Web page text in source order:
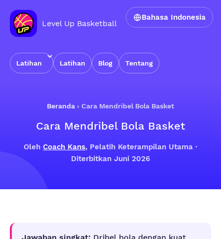
Level Up Basketball
Latihan Latihan Blog Tentang
Bahasa Indonesia
Beranda › Cara Mendribel Bola Basket
Cara Mendribel Bola Basket
Oleh Coach Kans, Pelatih Keterampilan Utama ·
Diterbitkan Juni 2026